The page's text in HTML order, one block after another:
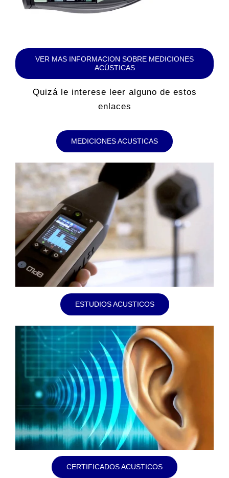
VER MAS INFORMACION SOBRE MEDICIONES
ACÚSTICAS
Quizá le interese leer alguno de estos
enlaces
MEDICIONES ACUSTICAS
ESTUDIOS ACUSTICOS
CERTIFICADOS ACUSTICOS